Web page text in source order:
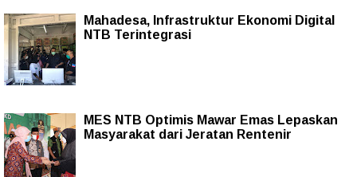
Mahadesa, Infrastruktur Ekonomi Digital
NTB Terintegrasi
MES NTB Optimis Mawar Emas Lepaskan
Masyarakat dari Jeratan Rentenir